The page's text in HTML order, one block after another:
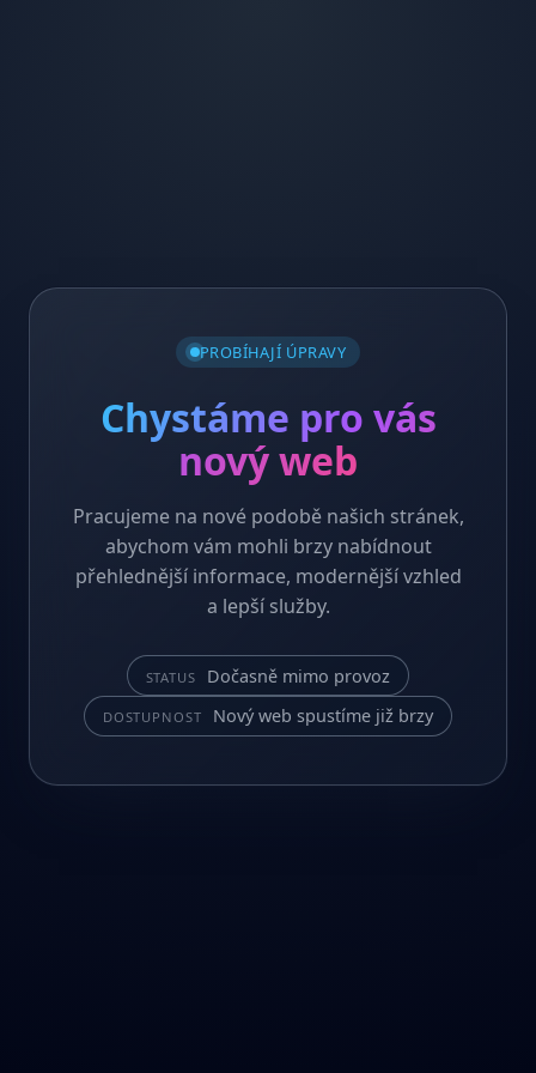
PROBÍHAJÍ ÚPRAVY
Chystáme pro vás
nový web
Pracujeme na nové podobě našich stránek,
abychom vám mohli brzy nabídnout
přehlednější informace, modernější vzhled
a lepší služby.
STATUS Dočasně mimo provoz
DOSTUPNOST Nový web spustíme již brzy